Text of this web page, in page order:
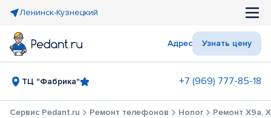
Ленинск-Кузнецкий
Адрес Узнать цену
ТЦ "Фабрика" +7 (969) 777-85-18
Сервис Pedant.ru Ремонт телефонов Honor Ремонт X9a,